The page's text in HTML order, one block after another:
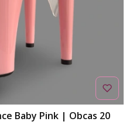
Baby Pink | Obcas 20